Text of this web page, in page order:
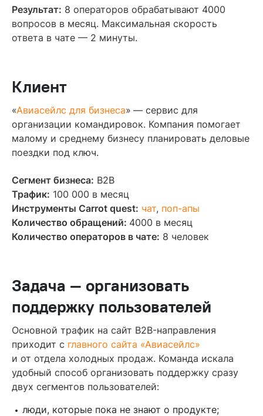
Результат: 8 операторов обрабатывают 4000
вопросов в месяц. Максимальная скорость
ответа в чате — 2 минуты.
Клиент
«Авиасейлс для бизнеса» — сервис для
организации командировок. Компания помогает
малому и среднему бизнесу планировать деловые
поездки под ключ.
Сегмент бизнеса: B2B
Трафик: 100 000 в месяц
Инструменты Carrot quest: чат, поп-апы
Количество обращений: 4000 в месяц
Количество операторов в чате: 8 человек
Задача — организовать
поддержку пользователей
Основной трафик на сайт B2B-направления
приходит с главного сайта «Авиасейлс»
и от отдела холодных продаж. Команда искала
удобный способ организовать поддержку сразу
двух сегментов пользователей:
люди, которые пока не знают о продукте;